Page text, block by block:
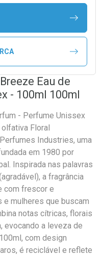
Eau de
- 100ml 100ml
- Perfume Unissex
Floral
Industries, uma
em 1980 por
Inspirada nas palavras
a fragrância
com frescor e
e mulheres que buscam
notas cítricas, florais
evocando a leveza de
com design
é reciclável e reflete